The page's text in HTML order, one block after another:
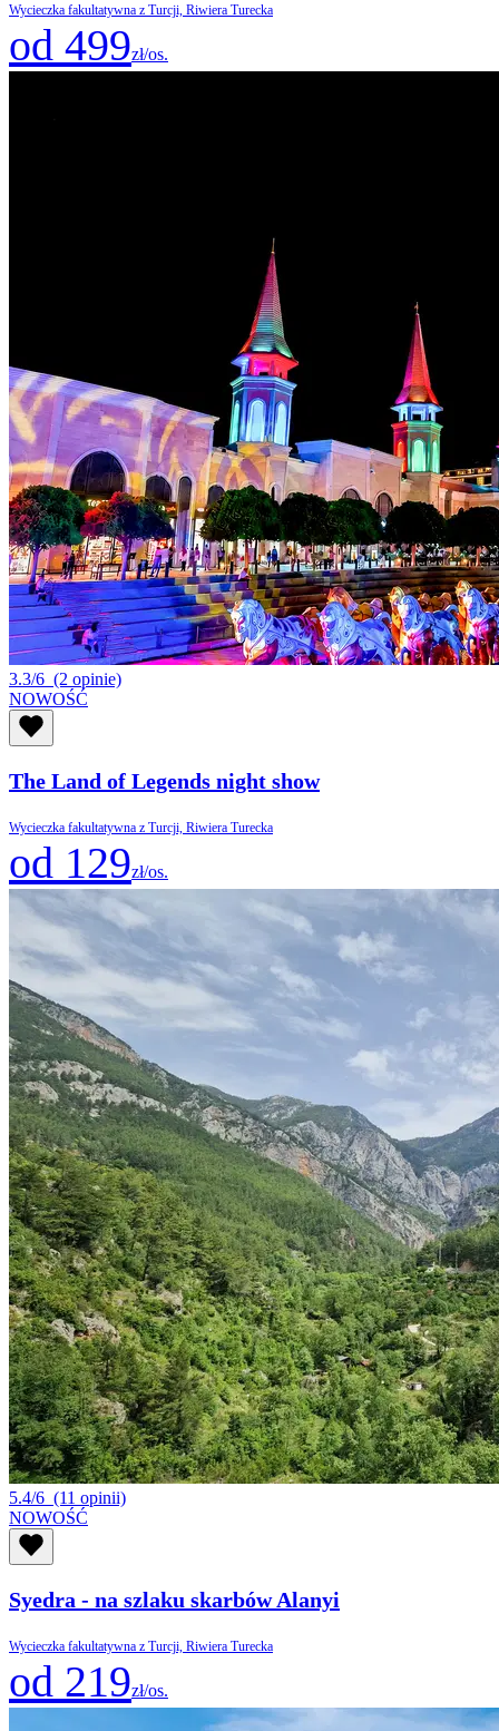
Wycieczka fakultatywna z Turcji, Riwiera Turecka
od 499zł/os.
3.3/6 (2 opinie)
NOWOŚĆ
The Land of Legends night show
Wycieczka fakultatywna z Turcji, Riwiera Turecka
od 129zł/os.
5.4/6 (11 opinii)
NOWOŚĆ
Syedra - na szlaku skarbów Alanyi
Wycieczka fakultatywna z Turcji, Riwiera Turecka
od 219zł/os.